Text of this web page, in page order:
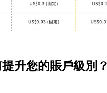
升您的賬戶級別？